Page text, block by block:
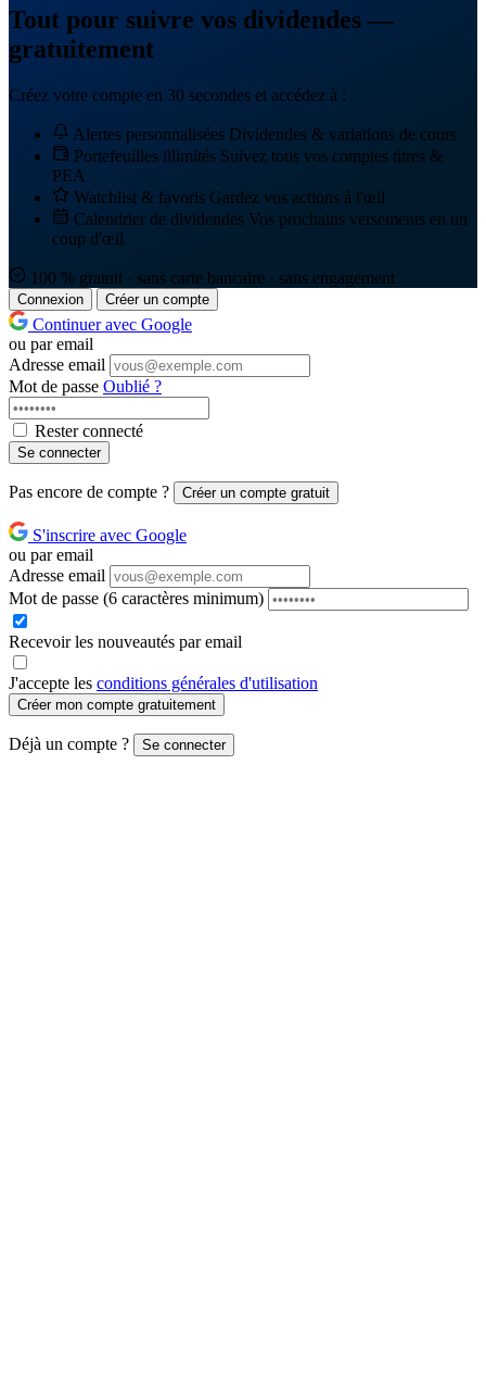
Tout pour suivre vos dividendes —
gratuitement
Créez votre compte en 30 secondes et accédez à :
Alertes personnalisées Dividendes & variations de cours
Portefeuilles illimités Suivez tous vos comptes titres &
PEA
Watchlist & favoris Gardez vos actions à l'œil
Calendrier de dividendes Vos prochains versements en un
coup d'œil
100 % gratuit · sans carte bancaire · sans engagement
Connexion Créer un compte
Continuer avec Google
ou par email
Adresse email
Mot de passe Oublié ?
Rester connecté
Se connecter
Pas encore de compte ? Créer un compte gratuit
S'inscrire avec Google
ou par email
Adresse email
Mot de passe (6 caractères minimum)
Recevoir les nouveautés par email
J'accepte les conditions générales d'utilisation
Créer mon compte gratuitement
Déjà un compte ? Se connecter